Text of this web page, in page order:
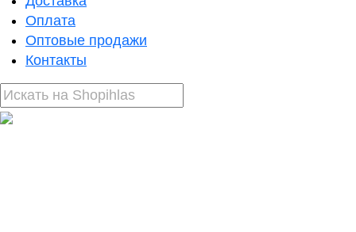
Оплата
Оптовые продажи
Контакты